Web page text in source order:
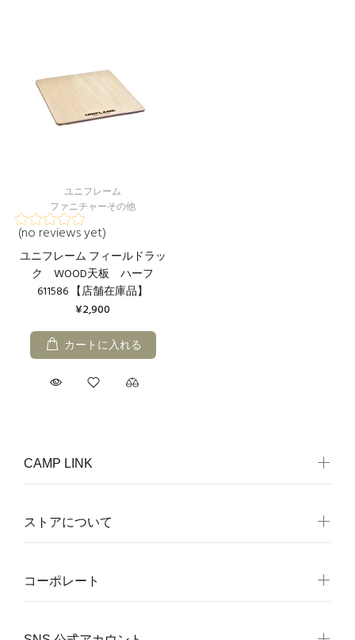
ユニフレーム
ファニチャーその他
(no reviews yet)
ユニフレーム フィールドラッ
ク WOOD天板 ハーフ
611586 【店舗在庫品】
¥2,900
カートに入れる
CAMP LINK
ストアについて
コーポレート